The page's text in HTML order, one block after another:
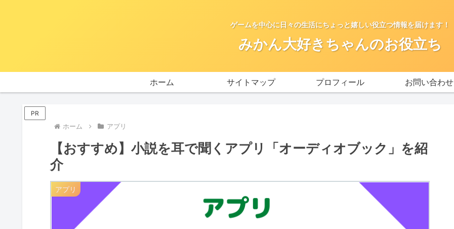
ゲームを中心に日々の生活にちょっと嬉しい役立つ情報を届けます！
みかん大好きちゃんのお役立ち
ホーム サイトマップ プロフィール お問い合わせ
PR
ホーム アプリ
【おすすめ】小説を耳で聞くアプリ「オーディオブック」を紹
介
アプリ